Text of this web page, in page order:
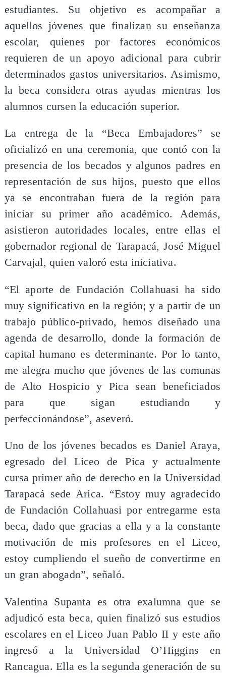
estudiantes. Su objetivo es acompañar a
aquellos jóvenes que finalizan su enseñanza
escolar, quienes por factores económicos
requieren de un apoyo adicional para cubrir
determinados gastos universitarios. Asimismo,
la beca considera otras ayudas mientras los
alumnos cursen la educación superior.
La entrega de la “Beca Embajadores” se
oficializó en una ceremonia, que contó con la
presencia de los becados y algunos padres en
representación de sus hijos, puesto que ellos
ya se encontraban fuera de la región para
iniciar su primer año académico. Además,
asistieron autoridades locales, entre ellas el
gobernador regional de Tarapacá, José Miguel
Carvajal, quien valoró esta iniciativa.
“El aporte de Fundación Collahuasi ha sido
muy significativo en la región; y a partir de un
trabajo público-privado, hemos diseñado una
agenda de desarrollo, donde la formación de
capital humano es determinante. Por lo tanto,
me alegra mucho que jóvenes de las comunas
de Alto Hospicio y Pica sean beneficiados
para que sigan estudiando y
perfeccionándose”, aseveró.
Uno de los jóvenes becados es Daniel Araya,
egresado del Liceo de Pica y actualmente
cursa primer año de derecho en la Universidad
Tarapacá sede Arica. “Estoy muy agradecido
de Fundación Collahuasi por entregarme esta
beca, dado que gracias a ella y a la constante
motivación de mis profesores en el Liceo,
estoy cumpliendo el sueño de convertirme en
un gran abogado”, señaló.
Valentina Supanta es otra exalumna que se
adjudicó esta beca, quien finalizó sus estudios
escolares en el Liceo Juan Pablo II y este año
ingresó a la Universidad O’Higgins en
Rancagua. Ella es la segunda generación de su